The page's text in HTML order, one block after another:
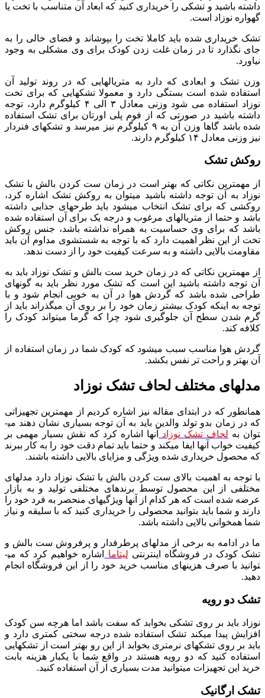
داشته باشید و تشکی را خریداری کنید که ابعاد آن متناسب با تخت یا
گهواره نوزاد است.
تشک خریداری شده باید کاملا تخت را بپوشاند و فضای خالی را به
جای نگذارد تا در زمان غلت زدن کودک برای وی مشکلی به وجود
نیاورد.
وزن تشک و ابعادی که دارد به متریال­هایی که در روند تولید آن
استفاده شده است بستگی دارد و معمولا تشک­هایی که برای تخت
نوزاد استفاده می شود وزنی معادل ۳ الی ۴ کیلوگرم دارد، توجه
داشته باشید در صورتی که از فوم پلی اورتان برای تشک استفاده
شده باشد گاها وزن آن به ۹ کیلوگرم نیز می­رسد و تشک­های فنردار
نیز وزنی معادل ۱۴ کیلوگرم دارند.
روکش تشک
از مهم­ترین نکاتی که بهتر است در زمان ست کردن بالش با تشک
نوزاد به آن توجه داشته باشید می­توان به روکش تشک اشاره کرد،
روکشی که برای تشک انتخاب می­شود باید طرح­های جذابی داشته
باشد و حتما از متریال­های مرغوب و درجه یک برای آن استفاده شده
باشد که برای وی حساسیت به همراه نداشته باشد، جنس روکش
تخت از این نظر اهمیت دارد که با توجه به شستشوی مداوم آن باید
مقاومت بالایی داشته و به سرعت کیفیت خود را از دست ندهد.
از مهم­ترین نکاتی که در زمان خرید ست بالش و تشک نوزاد باید به
آن توجه داشته باشید این است که تشک مورد نظر باید به گونه­ای
طراحی شده باشد که گردش هوا در آن به خوبی انجام شود و با
توجه به این­که کودک بیشتر زمان خود را بر روی آن می­گذراند باید از
گرم شدن سطح آن جلوگیری شود چرا که گرما می­تواند کودک را
کلافه کند.
گردش هوا مناسب سبب می­شود که کودک شما در زمان استفاده از
آن بهتر و راحت تر نفس بکشد.
مدل­های مختلف لحاف تشک نوزاد
همان­طور که در ابتدای مقاله نیز اشاره کردیم از مهم­ترین تجهیزاتی
که در زمان بدو تولد والدین باید به آن توجه بسیاری نشان دهند می­
توان به لحاف تشک نوزاد
آن­ها اشاره کرد که نقش بسیار مهمی بر
کیفیت خواب آن­ها ایفا می­کند و حتما باید تمام دقت خود را به کار ببرند
که محصول خریداری شده ویژگی و مزایای بالایی داشته باشند.
با توجه به اهمیت بالای ست کردن بالش با تشک نوزاد دارد مدل­های
مختلفی از این محصول توسط برندهای مختلفی تولید و به بازار
عرضه شده است که هر کدام از آن­ها ویژگی­های منحصر به فرد خود را
دارند و شما باید بتوانید محصولی را خریداری کنید که با سلیقه و نیاز
شما همخوانی بالایی داشته باشد.
ما در ادامه به برخی از مدل­های پرطرفدار و پرفروش ست بالش و
تشک کودک در فروشگاه اینترنتی لیتاما
اشاره خواهیم کرد که می­
توانید با صرف هزینه­ای مناسب خرید خود را از این فروشگاه انجام
دهید.
تشک دو رویه
نوزاد باید بر روی تشکی بخوابد که سفت باشد اما هرچه سن کودک
افزایش پیدا می­کند تشک استفاده شده درجه سختی کمتری دارد و
باید بر روی تشک­های نرمتری بخوابد از این رو بهتر است از تشک­هایی
استفاده کنید که دو رویه هستند در واقع شما با یکبار هزینه بابت
خرید این تجهیزات می­توانید مدت بسیاری از آن استفاده کنید.
تشک ارگانیک